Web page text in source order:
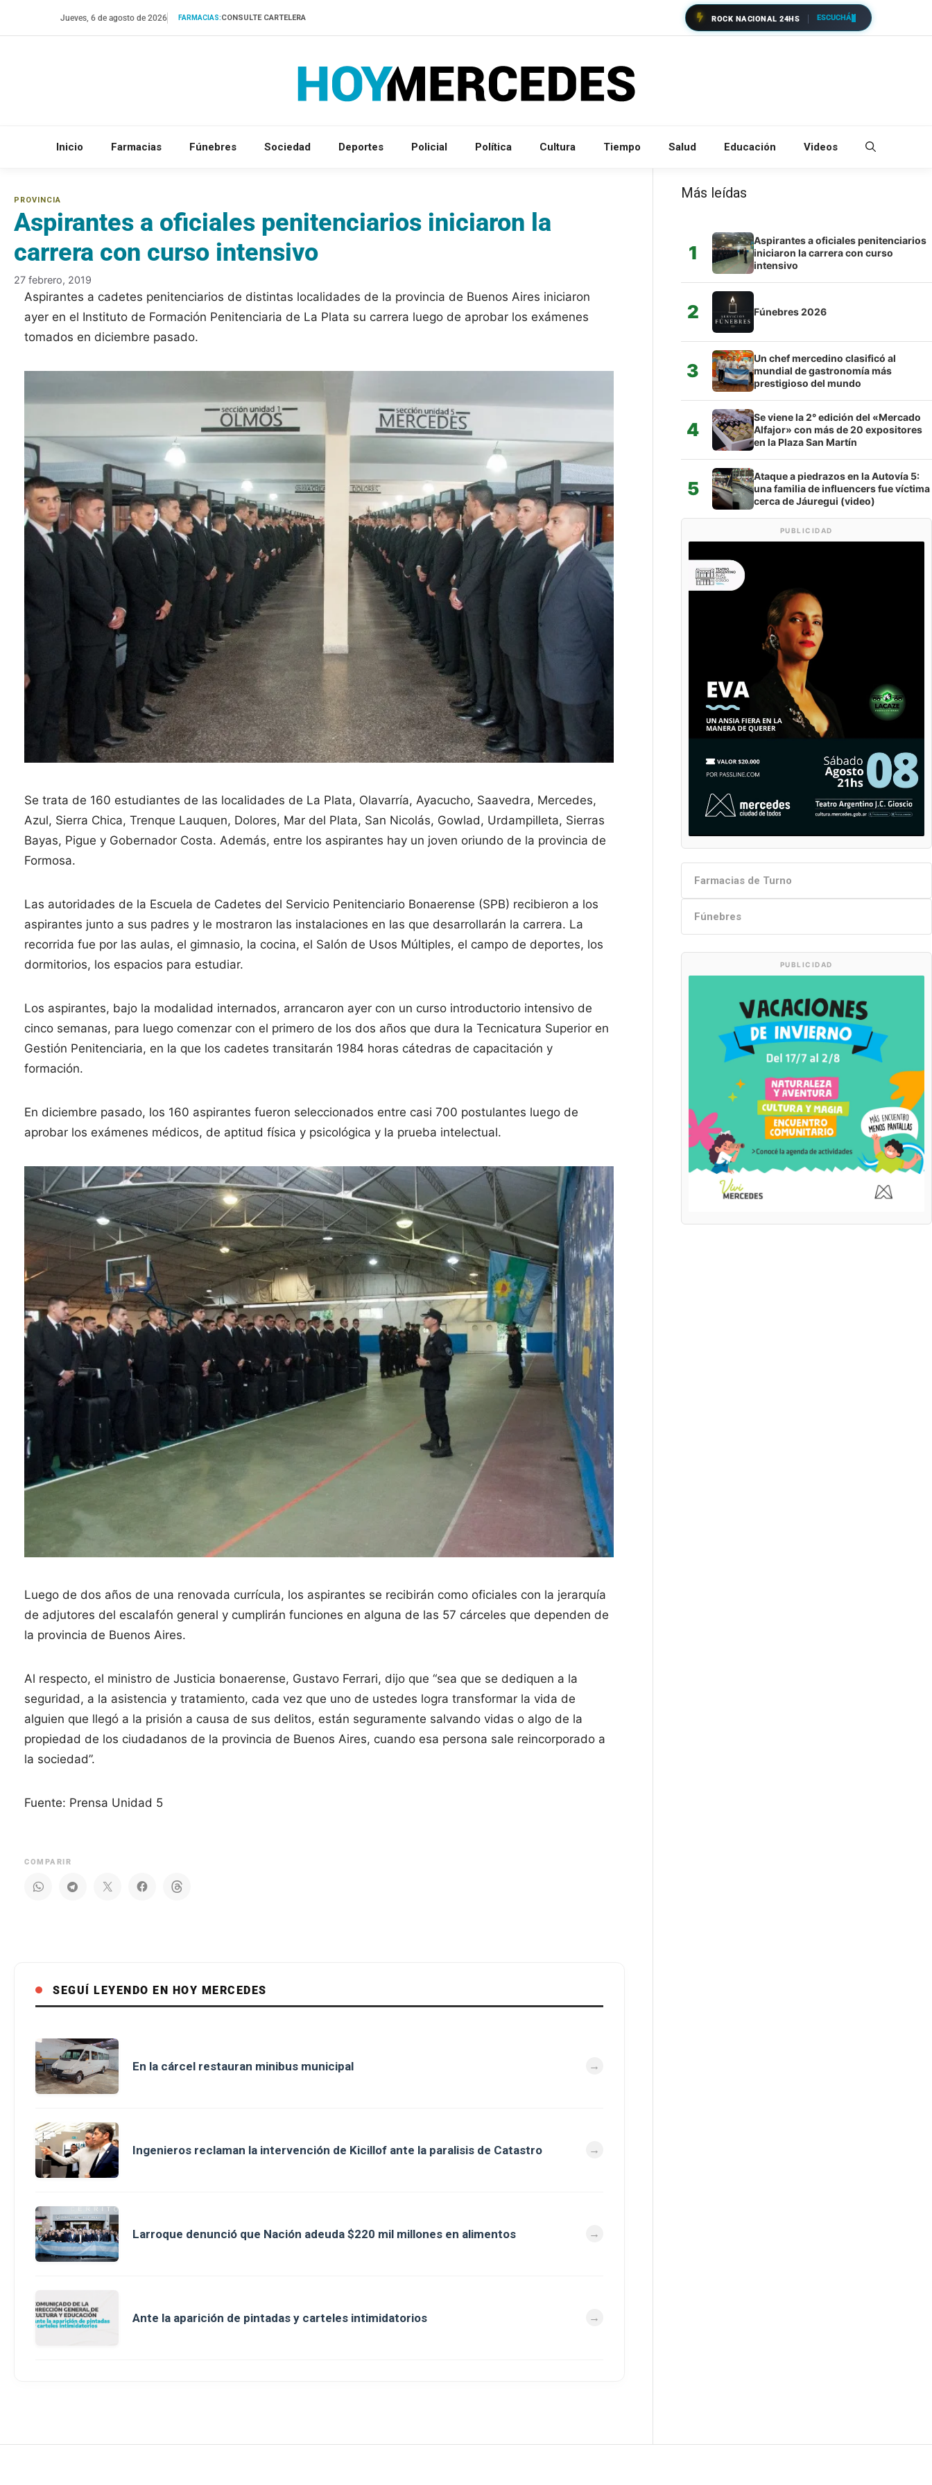
Jueves, 6 de agosto de 2026 FARMACIAS:CONSULTE CARTELERA ROCK NACIONAL 24HS ESCUCHÁ
Inicio Farmacias Fúnebres Sociedad Deportes Policial Política Cultura Tiempo Salud Educación Videos
Aspirantes a oficiales penitenciarios iniciaron la
carrera con curso intensivo
27 febrero, 2019
Aspirantes a cadetes penitenciarios de distintas localidades de la provincia de Buenos Aires iniciaron
ayer en el Instituto de Formación Penitenciaria de La Plata su carrera luego de aprobar los exámenes
tomados en diciembre pasado.
Se trata de 160 estudiantes de las localidades de La Plata, Olavarría, Ayacucho, Saavedra, Mercedes,
Azul, Sierra Chica, Trenque Lauquen, Dolores, Mar del Plata, San Nicolás, Gowlad, Urdampilleta, Sierras
Bayas, Pigue y Gobernador Costa. Además, entre los aspirantes hay un joven oriundo de la provincia de
Formosa.
Las autoridades de la Escuela de Cadetes del Servicio Penitenciario Bonaerense (SPB) recibieron a los
aspirantes junto a sus padres y le mostraron las instalaciones en las que desarrollarán la carrera. La
recorrida fue por las aulas, el gimnasio, la cocina, el Salón de Usos Múltiples, el campo de deportes, los
dormitorios, los espacios para estudiar.
Los aspirantes, bajo la modalidad internados, arrancaron ayer con un curso introductorio intensivo de
cinco semanas, para luego comenzar con el primero de los dos años que dura la Tecnicatura Superior en
Gestión Penitenciaria, en la que los cadetes transitarán 1984 horas cátedras de capacitación y
formación.
En diciembre pasado, los 160 aspirantes fueron seleccionados entre casi 700 postulantes luego de
aprobar los exámenes médicos, de aptitud física y psicológica y la prueba intelectual.
Luego de dos años de una renovada currícula, los aspirantes se recibirán como oficiales con la jerarquía
de adjutores del escalafón general y cumplirán funciones en alguna de las 57 cárceles que dependen de
la provincia de Buenos Aires.
Al respecto, el ministro de Justicia bonaerense, Gustavo Ferrari, dijo que “sea que se dediquen a la
seguridad, a la asistencia y tratamiento, cada vez que uno de ustedes logra transformar la vida de
alguien que llegó a la prisión a causa de sus delitos, están seguramente salvando vidas o algo de la
propiedad de los ciudadanos de la provincia de Buenos Aires, cuando esa persona sale reincorporado a
la sociedad”.
Fuente: Prensa Unidad 5
COMPARIR
SEGUÍ LEYENDO EN HOY MERCEDES
En la cárcel restauran minibus municipal
Ingenieros reclaman la intervención de Kicillof ante la paralisis de Catastro
Larroque denunció que Nación adeuda $220 mil millones en alimentos
Ante la aparición de pintadas y carteles intimidatorios
Más leídas
1
Aspirantes a oficiales penitenciarios
iniciaron la carrera con curso
intensivo
2 Fúnebres 2026
3
Un chef mercedino clasificó al
mundial de gastronomía más
prestigioso del mundo
4
Se viene la 2° edición del «Mercado
Alfajor» con más de 20 expositores
en la Plaza San Martín
5
Ataque a piedrazos en la Autovía 5:
una familia de influencers fue víctima
cerca de Jáuregui (video)
PUBLICIDAD
Farmacias de Turno
Fúnebres
PUBLICIDAD